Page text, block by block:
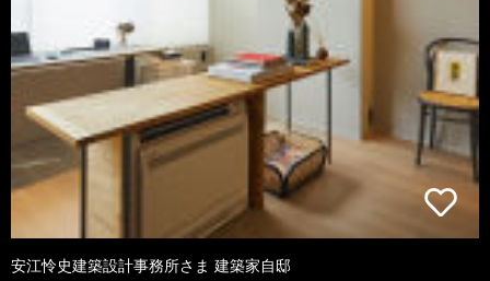
安江怜史建築設計事務所さま 建築家自邸